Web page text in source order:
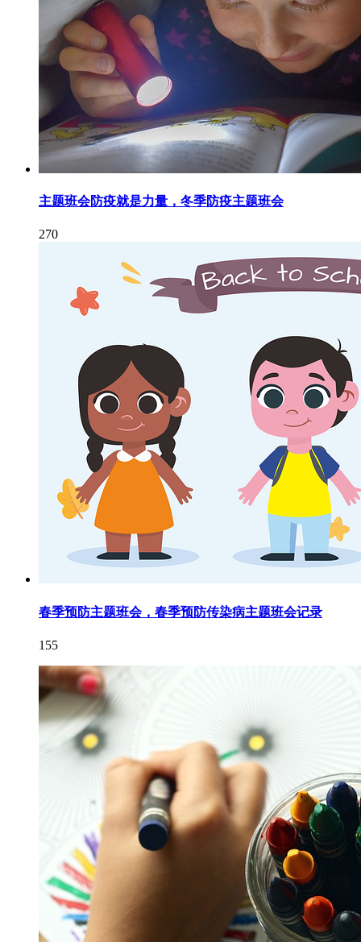
主题班会防疫就是力量，冬季防疫主题班会
270
春季预防主题班会，春季预防传染病主题班会记录
155